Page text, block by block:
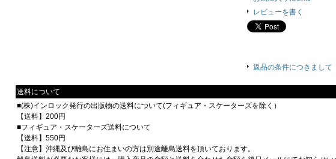
レビューを書く
返品の条件につきまして
送料について
■(株)インロック発行の出版物の送料について(フィギュア・スケーターズを除く）
【送料】200円
■フィギュア・スケーターズ送料について
【送料】550円
【注意】沖縄及び離島にお住まいの方は別途離島送料を頂いております。